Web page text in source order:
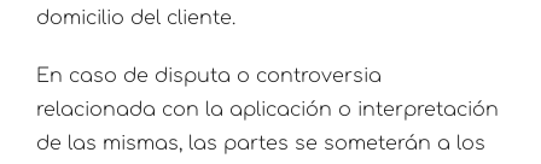
domicilio del cliente.
En caso de disputa o controversia
relacionada con la aplicación o interpretación
de las mismas, las partes se someterán a los